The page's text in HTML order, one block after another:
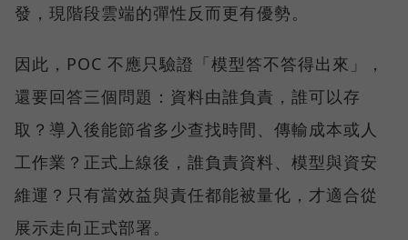
發，現階段雲端的彈性反而更有優勢。
因此，POC 不應只驗證「模型答不答得出來」，
還要回答三個問題：資料由誰負責，誰可以存
取？導入後能節省多少查找時間、傳輸成本或人
工作業？正式上線後，誰負責資料、模型與資安
維運？只有當效益與責任都能被量化，才適合從
展示走向正式部署。